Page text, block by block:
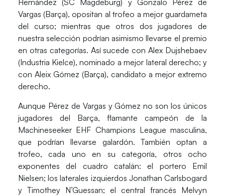
Hernández (SC Magdeburg) y Gonzalo Pérez de
Vargas (Barça), opositan al trofeo a mejor guardameta
del curso; mientras que otros dos jugadores de
nuestra selección podrían asimismo llevarse el premio
en otras categorías. Así sucede con Alex Dujshebaev
(Industria Kielce), nominado amejor lateral derecho; y
con Aleix Gómez (Barça),candidato a mejor extremo
derecho.
Aunque Pérez de Vargas yGómezno son los únicos
jugadores del Barça, flamantecampeónde la
Machineseeker EHF Champions League masculina,
que podrían llevarse galardón. También optan a
trofeo, cada uno en su categoría, otros ocho
exponentes del cuadro catalán: el portero Emil
Nielsen; los laterales izquierdos Jonathan Carlsbogard
y Timothey N’Guessan; el central francés Melvyn